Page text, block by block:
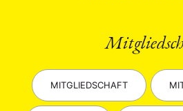
MITGLIEDSCHAFT